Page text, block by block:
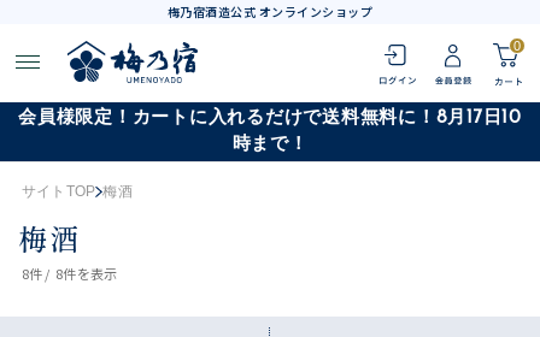
梅乃宿酒造公式 オンラインショップ
0
会員様限定！カートに入れるだけで送料無料に！8月17日10
時まで！
サイトTOP 梅酒
梅酒
8件 / 8件を表示